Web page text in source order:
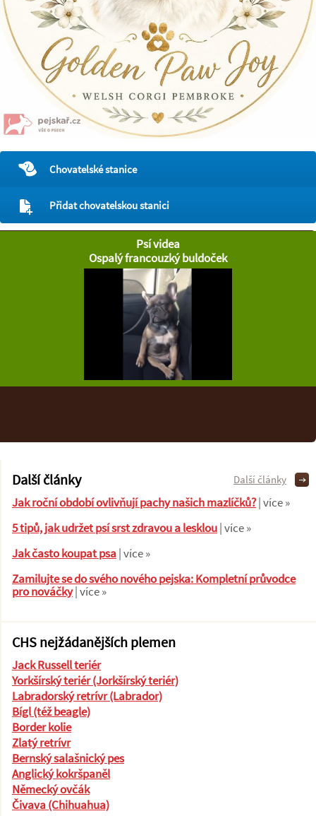
Chovatelské stanice
Přidat chovatelskou stanici
Psí videa
Ospalý francouzký buldoček
Další články
Jak roční období ovlivňují pachy našich mazlíčků?| více »
5 tipů, jak udržet psí srst zdravou a lesklou| více »
Jak často koupat psa| více »
Zamilujte se do svého nového pejska: Kompletní průvodce
pro nováčky| více »
Další články
CHS nejžádanějších plemen
Jack Russell teriér
Yorkšírský teriér (Jorkšírský teriér)
Labradorský retrívr (Labrador)
Bígl (též beagle)
Border kolie
Zlatý retrívr
Bernský salašnický pes
Anglický kokršpaněl
Německý ovčák
Čivava (Chihuahua)